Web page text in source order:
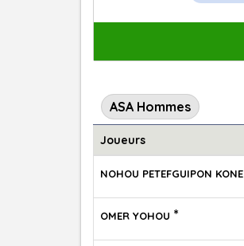
ASA Hommes
Joueurs
NOHOU PETEFGUIPON KONE
OMER YOHOU *